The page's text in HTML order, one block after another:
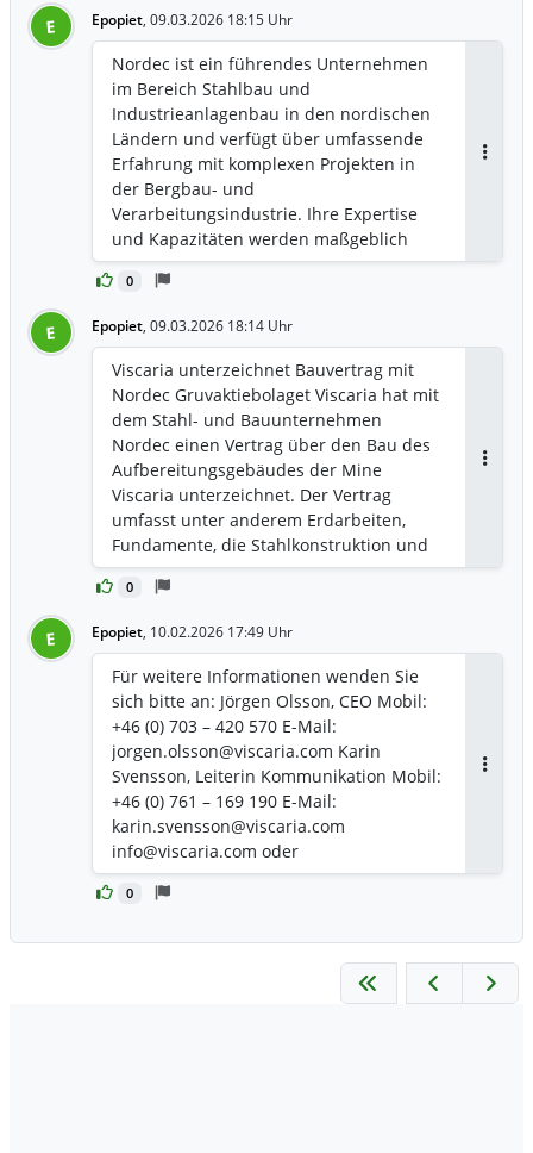
Informationen finden Sie unter
www.nordec.com.
Leistungsumfang von Nordec umfasst
die Erdarbeiten, die Fundamente, die
Stahl- und Betonkonstruktion sowie die
Gebäudehülle der Aufbereitungsanlage.
Die Gebäude werden eine Fläche von ca.
14.000 m² umfassen und sind für die
Unterbringung schwerer Anlagen zur
Mineralaufbereitung sowie der für den
Anlagenbetrieb erforderlichen
technischen Systeme ausgelegt.
E Epopiet, 09.03.2026 18:15 Uhr
0
Nordec ist ein führendes Unternehmen
im Bereich Stahlbau und
Industrieanlagenbau in den nordischen
Ländern und verfügt über umfassende
Erfahrung mit komplexen Projekten in
der Bergbau- und
Verarbeitungsindustrie. Ihre Expertise
und Kapazitäten werden maßgeblich
dazu beitragen, eine robuste und
nachhaltige Anlage zu schaffen, die die
aufnehmen kann. „Die Vereinbarung mit
Nordec ist ein wichtiger Meilenstein, der
uns von der Planung zum Baubeginn
führt. Sie zeigt, dass das Projekt nun in
eine neue Phase eintritt, in der wir die
Grundlagen für die zukünftige
Produktion legen“, sagte Jörgen Olsson,
CEO von Viscaria.
E Epopiet, 09.03.2026 18:14 Uhr
0
Viscaria unterzeichnet Bauvertrag mit
Nordec Gruvaktiebolaget Viscaria hat mit
dem Stahl- und Bauunternehmen
Nordec einen Vertrag über den Bau des
Aufbereitungsgebäudes der Mine
Viscaria unterzeichnet. Der Vertrag
umfasst unter anderem Erdarbeiten,
Fundamente, die Stahlkonstruktion und
die Klimaschutzwand – ein wichtiger
Schritt zur Sicherung des
Baubeginn im Frühjahr 2026 mit
geplanter Fertigstellung Ende 2027.
E Epopiet, 10.02.2026 17:49 Uhr
0
Für weitere Informationen wenden Sie
sich bitte an: Jörgen Olsson, CEO Mobil:
+46 (0) 703 – 420 570 E-Mail:
jorgen.olsson@viscaria.com Karin
Svensson, Leiterin Kommunikation Mobil:
+46 (0) 761 – 169 190 E-Mail:
karin.svensson@viscaria.com
info@viscaria.com oder
www.viscaria.com